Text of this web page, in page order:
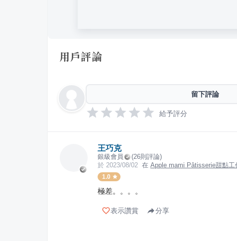
用戶評論
留下評論
給予評分
王巧克
銀級會員 (26則評論)
於 2023/08/02 在 Apple mami Pâtisserie甜點工
1.0
極差。。。。
表示讚賞 分享